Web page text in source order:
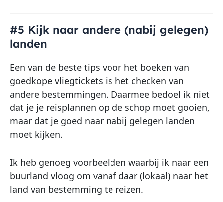
#5 Kijk naar andere (nabij gelegen)
landen
Een van de beste tips voor het boeken van
goedkope vliegtickets is het checken van
andere bestemmingen. Daarmee bedoel ik niet
dat je je reisplannen op de schop moet gooien,
maar dat je goed naar nabij gelegen landen
moet kijken.
Ik heb genoeg voorbeelden waarbij ik naar een
buurland vloog om vanaf daar (lokaal) naar het
land van bestemming te reizen.